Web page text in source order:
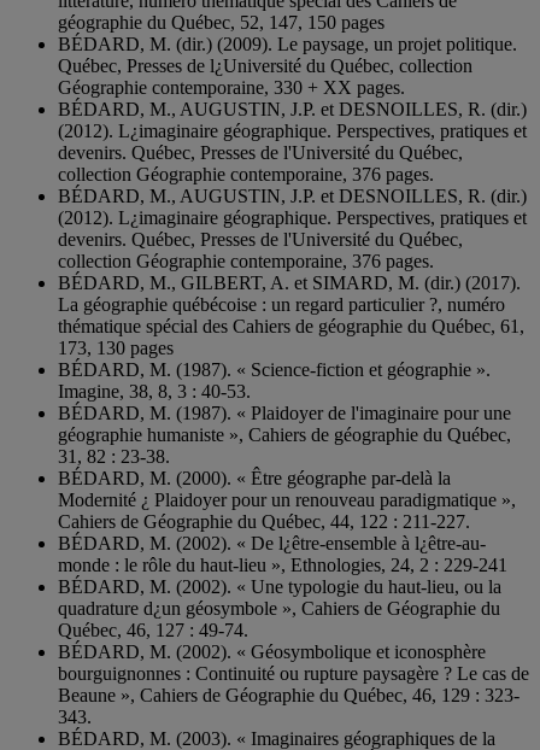
géographie du Québec, 52, 147, 150 pages
BÉDARD, M. (dir.) (2009). Le paysage, un projet politique.
Québec, Presses de l¿Université du Québec, collection
Géographie contemporaine, 330 + XX pages.
BÉDARD, M., AUGUSTIN, J.P. et DESNOILLES, R. (dir.)
(2012). L¿imaginaire géographique. Perspectives, pratiques et
devenirs. Québec, Presses de l'Université du Québec,
collection Géographie contemporaine, 376 pages.
BÉDARD, M., AUGUSTIN, J.P. et DESNOILLES, R. (dir.)
(2012). L¿imaginaire géographique. Perspectives, pratiques et
devenirs. Québec, Presses de l'Université du Québec,
collection Géographie contemporaine, 376 pages.
BÉDARD, M., GILBERT, A. et SIMARD, M. (dir.) (2017).
La géographie québécoise : un regard particulier ?, numéro
thématique spécial des Cahiers de géographie du Québec, 61,
173, 130 pages
BÉDARD, M. (1987). « Science-fiction et géographie ».
Imagine, 38, 8, 3 : 40-53.
BÉDARD, M. (1987). « Plaidoyer de l'imaginaire pour une
géographie humaniste », Cahiers de géographie du Québec,
31, 82 : 23-38.
BÉDARD, M. (2000). « Être géographe par-delà la
Modernité ¿ Plaidoyer pour un renouveau paradigmatique »,
Cahiers de Géographie du Québec, 44, 122 : 211-227.
BÉDARD, M. (2002). « De l¿être-ensemble à l¿être-au-
monde : le rôle du haut-lieu », Ethnologies, 24, 2 : 229-241
BÉDARD, M. (2002). « Une typologie du haut-lieu, ou la
quadrature d¿un géosymbole », Cahiers de Géographie du
Québec, 46, 127 : 49-74.
BÉDARD, M. (2002). « Géosymbolique et iconosphère
bourguignonnes : Continuité ou rupture paysagère ? Le cas de
Beaune », Cahiers de Géographie du Québec, 46, 129 : 323-
343.
BÉDARD, M. (2003). « Imaginaires géographiques de la